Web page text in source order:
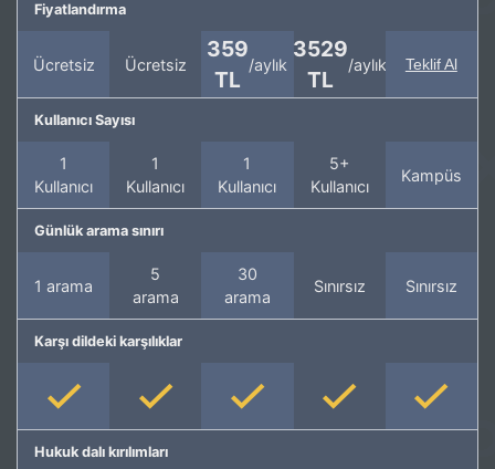
Fiyatlandırma
Ücretsiz Ücretsiz
359
TL
/aylık
3529
TL
/aylık Teklif Al
Kullanıcı Sayısı
1
Kullanıcı
1
Kullanıcı
1
Kullanıcı
5+
Kullanıcı
Kampüs
Günlük arama sınırı
1 arama
5
arama
30
arama
Sınırsız Sınırsız
Karşı dildeki karşılıklar
Hukuk dalı kırılımları